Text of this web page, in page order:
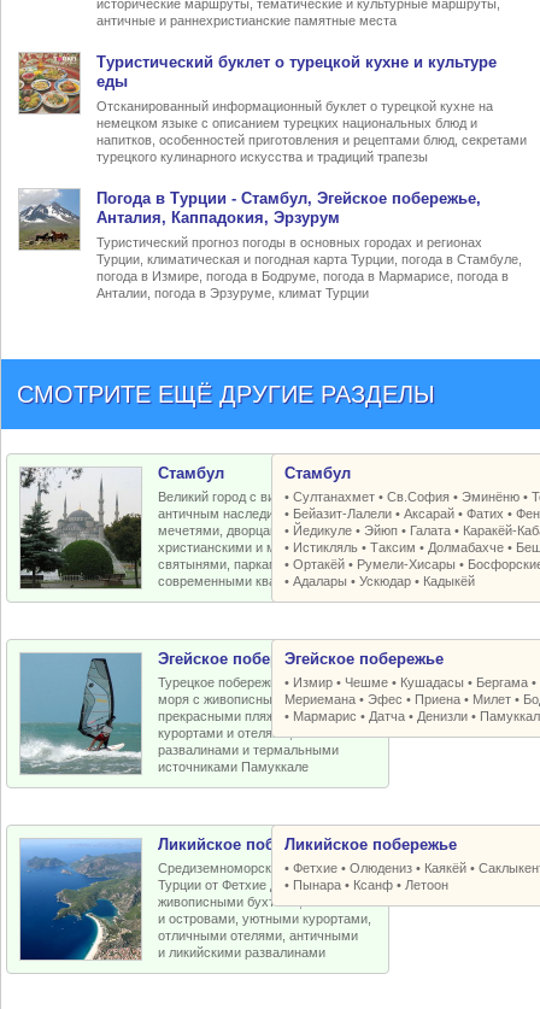
исторические маршруты, тематические и культурные маршруты,
античные и раннехристианские памятные места
Туристический буклет о турецкой кухнеи культуре
еды
Отсканированный информационный буклет о турецкой кухне на
немецком языке с описанием турецких национальных блюд и
напитков, особенностей приготовления и рецептами блюд, секретами
турецкого кулинарного искусства и традиций трапезы
Погода в Турции - Стамбул, Эгейское побережье,
Анталия, Каппадокия, Эрзурум
Туристический прогноз погоды в основных городах и регионах
Турции, климатическая и погодная карта Турции, погода в Стамбуле,
погода в Измире, погода в Бодруме, погода в Мармарисе, погода в
Анталии, погода в Эрзуруме, климат Турции
СМОТРИТЕ ЕЩЁ ДРУГИЕ РАЗДЕЛЫ
Стамбул
Великий город с византийским и
античным наследием, османскими
мечетями, дворцами, крепостями,
христианскими и мусульманскими
святынями, парками, старыми и
современными кварталами
Стамбул
•Султанахмет •Св.София •Эминёню •
• Бейазит-Лалели •Аксарай •Фатих •
• Йедикуле •Эйюп • Галата • Каракёй-
• Истикляль •Таксим • Долмабахче •
•Ортакёй • Румели-Xисары •
•Адалары •Ускюдар • Кадыкёй
Эгейское побережье
Турецкое побережье Эгейского
моря с живописными бухтами,
прекрасными пляжами, отличными
курортами и отелями, античными
развалинами и термальными
источниками Памуккале
Эгейское побережье
• Измир • Чешме • Кушадасы • Бергама •
Мериемана •Эфес • Приена • Милет •
• Мармарис • Датча • Денизли •
Ликийское побережье
Средиземноморское побережье
Турции от Фетхие до Кемера с
живописными бухтами, пляжами
и островами, уютными курортами,
отличными отелями, античными
и ликийскими развалинами
Ликийское побережье
•Фетхие •Олюдениз • Каякёй •
• Пынара • Ксанф • Летоон